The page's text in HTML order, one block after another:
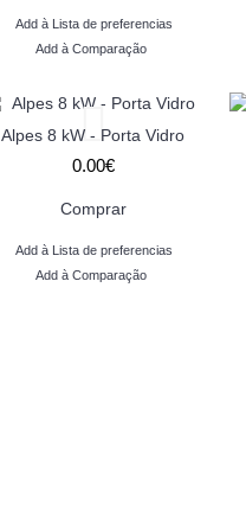
Add à Lista de preferencias
Add à Comparação
Alpes 8 kW - Porta Vidro
0.00€
Comprar
Add à Lista de preferencias
Add à Comparação